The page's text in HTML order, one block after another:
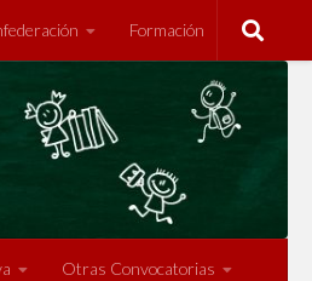
Formación
Otras Convocatorias